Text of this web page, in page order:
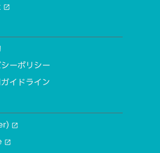
open_in_new
ーポリシー
イドライン
open_in_new
open_in_new